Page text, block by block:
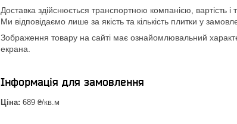
Доставка здійснюється транспортною компанією, вартість і
Ми відповідаємо лише за якість та кількість плитки у
Зображення товару на сайті має ознайомлювальний
екрана.
Інформація для замовлення
Ціна: 689 ₴/кв.м